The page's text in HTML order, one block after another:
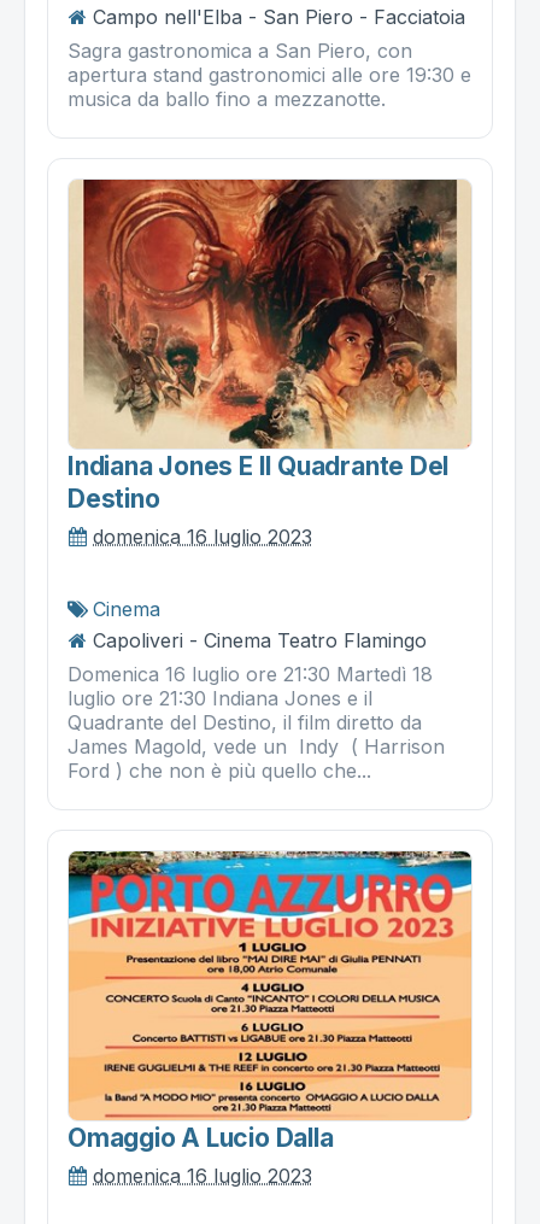
Campo nell'Elba - San Piero - Facciatoia
Sagra gastronomica a San Piero, con
apertura stand gastronomici alle ore 19:30 e
musica da ballo fino a mezzanotte.
Indiana Jones E Il Quadrante Del
Destino
domenica 16 luglio 2023
Cinema
Capoliveri - Cinema Teatro Flamingo
Domenica 16 luglio ore 21:30 Martedì 18
luglio ore 21:30 Indiana Jones e il
Quadrante del Destino, il film diretto da
James Magold, vede un Indy ( Harrison
Ford ) che non è più quello che...
Omaggio A Lucio Dalla
domenica 16 luglio 2023